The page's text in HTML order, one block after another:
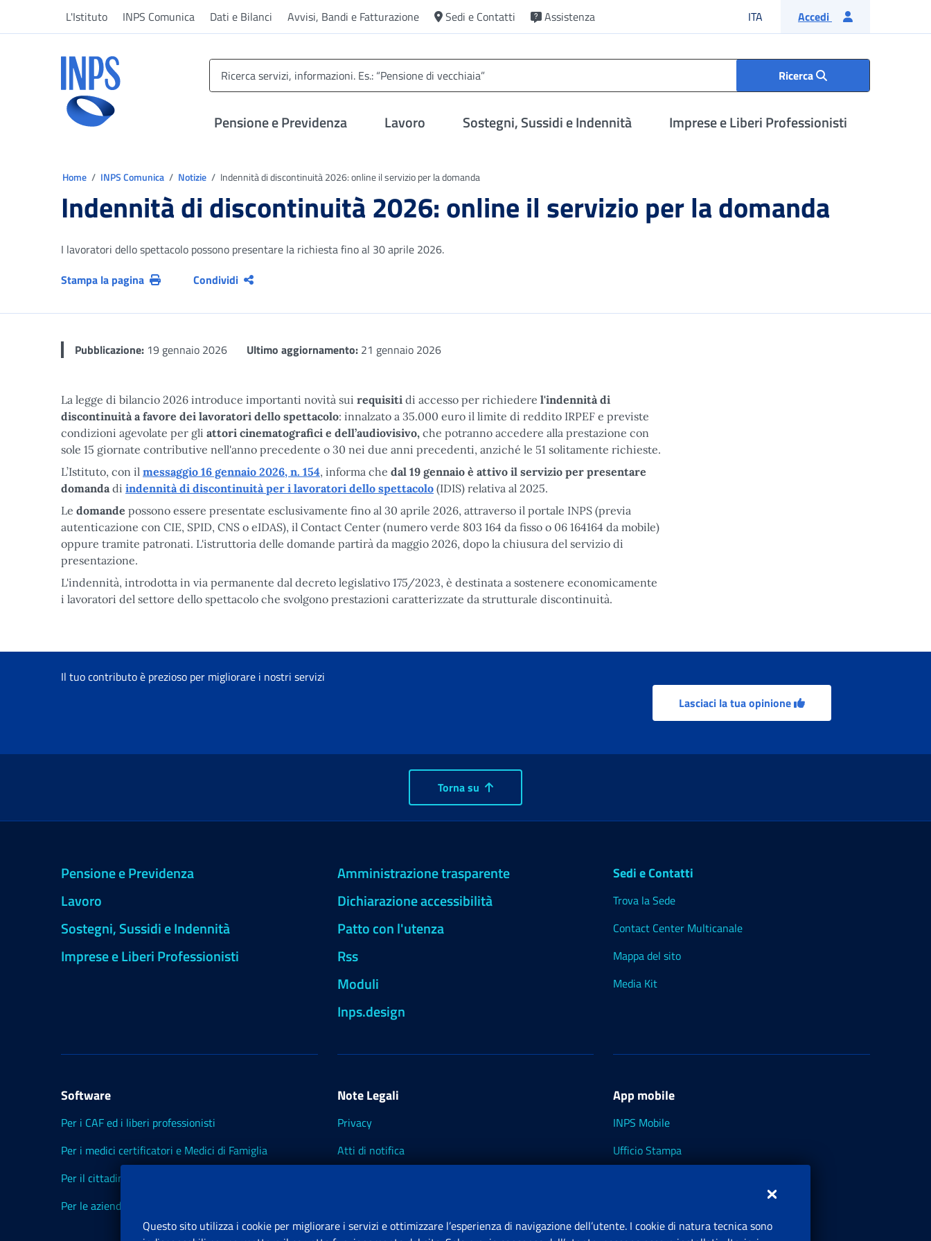
L'Istituto INPS Comunica Dati e Bilanci Avvisi, Bandi e Fatturazione Sedi e Contatti Assistenza ITA Lingua italiana
Accedi
Ricerca
Pensione e Previdenza Lavoro Sostegni, Sussidi e Indennità Imprese e Liberi Professionisti
Home INPS Comunica Notizie Indennità di discontinuità 2026: online il servizio per la domanda
Indennità di discontinuità 2026: online il servizio per la domanda
I lavoratori dello spettacolo possono presentare la richiesta fino al 30 aprile 2026.
Stampa la pagina
Condividi
Pubblicazione: 19 gennaio 2026 Ultimo aggiornamento: 21 gennaio 2026
La legge di bilancio 2026 introduce importanti novità sui requisiti di accesso per richiedere l'indennità di
discontinuità a favore dei lavoratori dello spettacolo: innalzato a 35.000 euro il limite di reddito IRPEF e previste
condizioni agevolate per gli attori cinematografici e dell’audiovisivo, che potranno accedere alla prestazione con
sole 15 giornate contributive nell'anno precedente o 30 nei due anni precedenti, anziché le 51 solitamente richieste.
L’Istituto, con il messaggio 16 gennaio 2026, n. 154, informa che dal 19 gennaio è attivo il servizio per presentare
domandadi indennità di discontinuità per i lavoratori dello spettacolo (IDIS) relativa al 2025.
Le domande possono essere presentate esclusivamente fino al 30 aprile 2026, attraverso il portale INPS (previa
autenticazione con CIE, SPID, CNS o eIDAS), il Contact Center (numero verde 803 164 da fisso o 06 164164 da mobile)
oppure tramite patronati. L'istruttoria delle domande partirà da maggio 2026, dopo la chiusura del servizio di
presentazione.
L'indennità, introdotta in via permanente dal decreto legislativo 175/2023, è destinata a sostenere economicamente
i lavoratori del settore dello spettacolo che svolgono prestazioni caratterizzate da strutturale discontinuità.
Il tuo contributo è prezioso per migliorare i nostri servizi
Lasciaci la tua opinione
Torna su
Pensione e Previdenza
Lavoro
Sostegni, Sussidi e Indennità
Imprese e Liberi Professionisti
Amministrazione trasparente
Dichiarazione accessibilità
Patto con l'utenza
Rss
Moduli
Inps.design
Sedi e Contatti
Trova la Sede
Contact Center Multicanale
Mappa del sito
Media Kit
Software
Per i CAF ed i liberi professionisti
Per i medici certificatori e Medici di Famiglia
Per il cittadino
Per le aziende ed i Consulenti
Note Legali
Privacy
Atti di notifica
App mobile
INPS Mobile
Ufficio Stampa
Questo sito utilizza i cookie per migliorare i servizi e ottimizzare l’esperienza di navigazione dell’utente. I cookie di natura tecnica sono